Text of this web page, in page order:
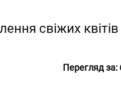
свіжих
Перегляд за: